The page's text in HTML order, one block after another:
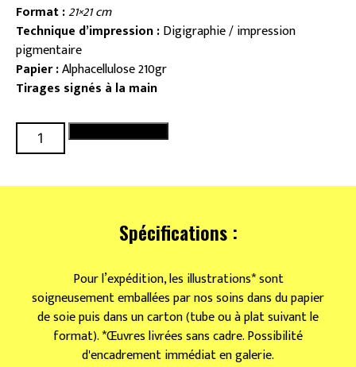
Format :21×21 cm
Technique d’impression :Digigraphie / impression
pigmentaire
Papier :Alphacellulose 210gr
Tirages signés à la main
quantité
de
sur
Spécifications :
Pour l’expédition, les illustrations* sont
soigneusement emballées par nos soins dans du papier
de soie puis dans un carton (tube ou à plat suivant le
format). *Œuvres livrées sans cadre. Possibilité
d'encadrement immédiat en galerie.